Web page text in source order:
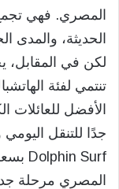
المصري. فهي
الحديثة، والمدى
لكن في المقابل،
تنتمي لفئة
الأفضل للعائلات
المصري مرحلة